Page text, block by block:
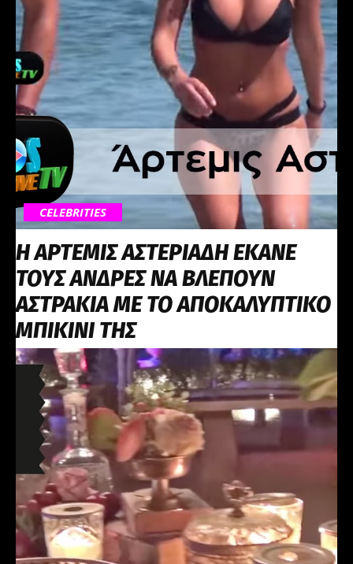
CELEBRITIES
Η ΑΡΤΕΜΙΣ ΑΣΤΕΡΙΑΔΗ ΕΚΑΝΕ
ΤΟΥΣ ΑΝΔΡΕΣ ΝΑ ΒΛΕΠΟΥΝ
ΑΣΤΡΑΚΙΑ ΜΕ ΤΟ ΑΠΟΚΑΛΥΠΤΙΚΟ
ΜΠΙΚΙΝΙ ΤΗΣ